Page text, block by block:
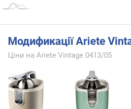
Модификації Ariete
Ціни на Ariete Vintage 0413/05